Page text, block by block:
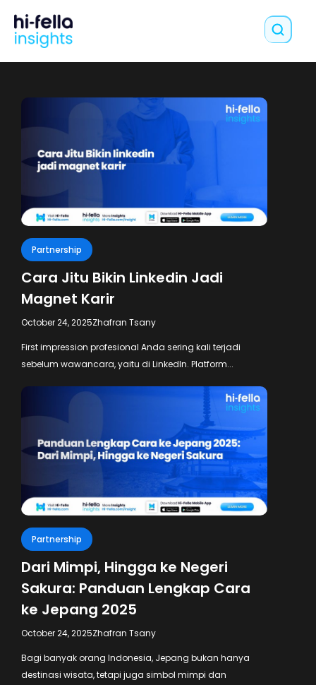
Partnership
Cara Jitu Bikin Linkedin Jadi
Magnet Karir
October 24, 2025Zhafran Tsany
First impression profesional Anda sering kali terjadi
sebelum wawancara, yaitu di LinkedIn. Platform...
Partnership
Dari Mimpi, Hingga ke Negeri
Sakura: Panduan Lengkap Cara
ke Jepang 2025
October 24, 2025Zhafran Tsany
Bagi banyak orang Indonesia, Jepang bukan hanya
destinasi wisata, tetapi juga simbol mimpi dan